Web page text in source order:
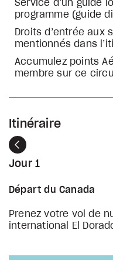
Service d’un guide
programme (guide
Droits d’entrée aux
mentionnés dans
Accumulez points
membre sur ce
Itinéraire
Précédent
Jour 1
Départ du Canada
Prenez votre vol de
international El